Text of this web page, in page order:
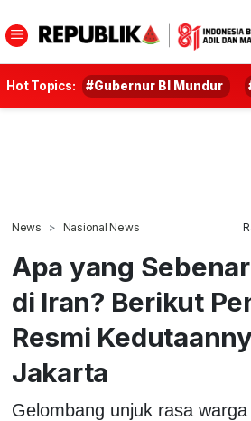
Hot Topics: #Gubernur BI Mundur
News Nasional News
Apa yang
di Iran? Berikut
Resmi
Jakarta
Gelombang unjuk rasa